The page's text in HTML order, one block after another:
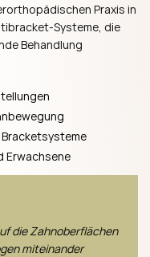
Praxis in
Systeme, die
Behandlung
Erwachsene
die Zahnoberflächen
miteinander